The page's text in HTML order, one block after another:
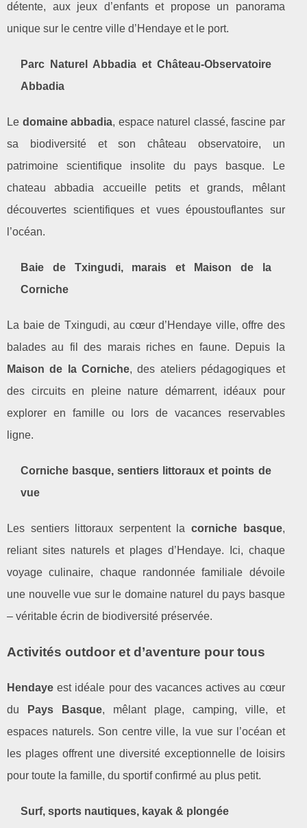
détente, aux jeux d’enfants et propose un panorama
unique sur le centre ville d’Hendaye et le port.
Parc Naturel Abbadia et Château-Observatoire
Abbadia
Le domaine abbadia, espace naturel classé, fascine par
sa biodiversité et son château observatoire, un
patrimoine scientifique insolite du pays basque. Le
chateau abbadia accueille petits et grands, mêlant
découvertes scientifiques et vues époustouflantes sur
l’océan.
Baie de Txingudi, marais et Maison de la
Corniche
La baie de Txingudi, au cœur d’Hendaye ville, offre des
balades au fil des marais riches en faune. Depuis la
Maison de la Corniche, des ateliers pédagogiques et
des circuits en pleine nature démarrent, idéaux pour
explorer en famille ou lors de vacances reservables
ligne.
Corniche basque, sentiers littoraux et points de
vue
Les sentiers littoraux serpentent la corniche basque,
reliant sites naturels et plages d’Hendaye. Ici, chaque
voyage culinaire, chaque randonnée familiale dévoile
une nouvelle vue sur le domaine naturel du pays basque
– véritable écrin de biodiversité préservée.
Activités outdoor et d’aventure pour tous
Hendaye est idéale pour des vacances actives au cœur
du
Pays Basque, mêlant plage, camping, ville, et
espaces naturels. Son centre ville, la vue sur l’océan et
les plages offrent une diversité exceptionnelle de loisirs
pour toute la famille, du sportif confirmé au plus petit.
Surf, sports nautiques, kayak & plongée